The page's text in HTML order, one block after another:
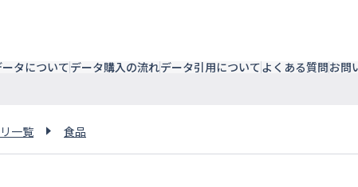
タについてデータ購入の流れデータ引用についてよくある質問お問
一覧 食品